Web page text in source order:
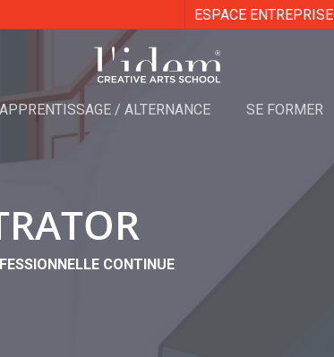
ESPACE ENTREPRISE
APPRENTISSAGE / ALTERNANCE SE FORMER
CONTINUE